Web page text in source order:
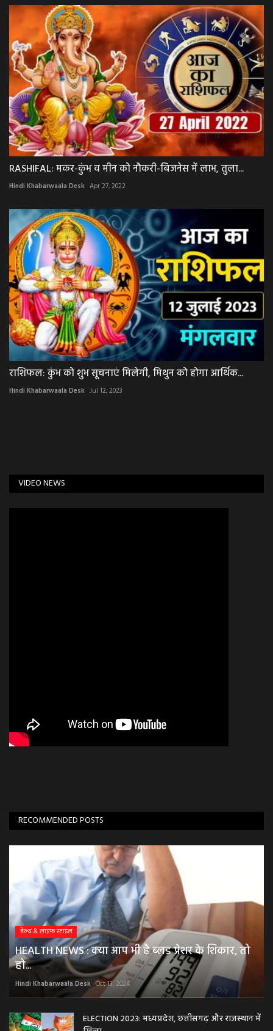
RASHIFAL: मकर-कुंभ व मीन को नौकरी-बिजनेस में लाभ, तुला...
Hindi Khabarwaala Desk Apr 27, 2022
राशिफल: कुंभ को शुभ सूचनाएं मिलेगी, मिथुन को होगा आर्थिक...
Hindi Khabarwaala Desk Jul 12, 2023
VIDEO NEWS
RECOMMENDED POSTS
हेल्थ & लाइफ स्टाइल
HEALTH NEWS : क्या आप भी है ब्लड प्रेशर के शिकार, तो
हो...
Hindi Khabarwaala Desk Oct 13, 2024
ELECTION 2023: मध्यप्रदेश, छत्तीसगढ़ और राजस्थान में